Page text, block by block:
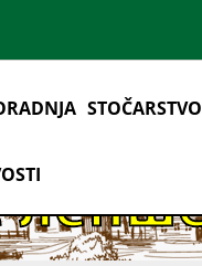
STOČARSTVO